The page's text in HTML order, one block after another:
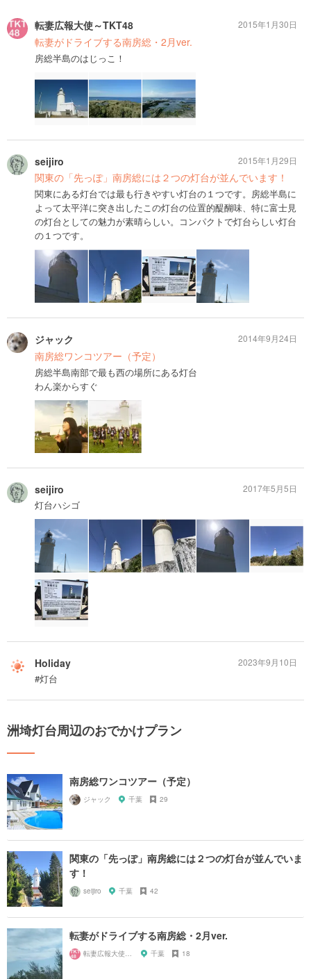
転妻広報大使～TKT48
転妻がドライブする南房総・2月ver.
房総半島のはじっこ！
2015年1月30日
seijiro
関東の「先っぽ」南房総には２つの灯台が並んでいます！
関東にある灯台では最も行きやすい灯台の１つです。房総半島に
よって太平洋に突き出したこの灯台の位置的醍醐味、特に富士見
の灯台としての魅力が素晴らしい。コンパクトで灯台らしい灯台
の１つです。
2015年1月29日
ジャック
南房総ワンコツアー（予定）
房総半島南部で最も西の場所にある灯台
わん楽からすぐ
2014年9月24日
seijiro
灯台ハシゴ
2017年5月5日
Holiday
#灯台
2023年9月10日
洲埼灯台周辺のおでかけプラン
南房総ワンコツアー（予定）
ジャック 千葉 29
関東の「先っぽ」南房総には２つの灯台が並んでいま
す！
seijiro 千葉 42
転妻がドライブする南房総・2月ver.
千葉 18